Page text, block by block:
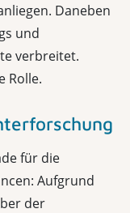
Daneben
und
verbreitet.
Rolle.
für die
Aufgrund
der